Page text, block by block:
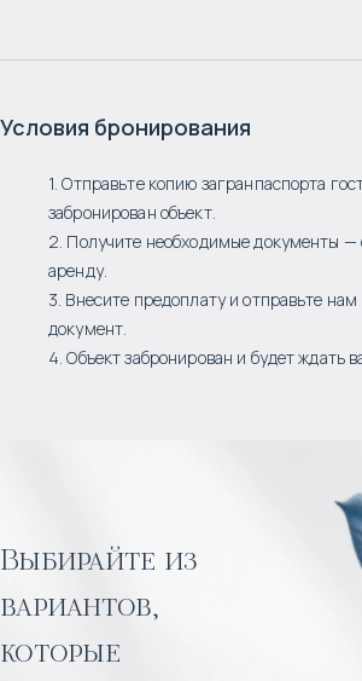
Условия бронирования
1. Отправьте копию загранпаспорта
забронирован объект.
2. Получите необходимые документы —
аренду.
3. Внесите предоплату и отправьте
документ.
4. Объект забронирован и будет ждать
Выбирайте из
вариантов,
которые